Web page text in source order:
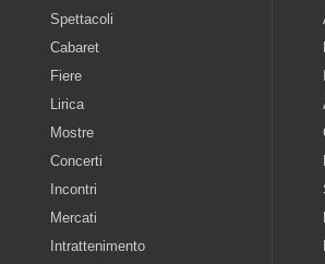
Spettacoli
Cabaret
Fiere
Lirica
Mostre
Concerti
Incontri
Mercati
Intrattenimento